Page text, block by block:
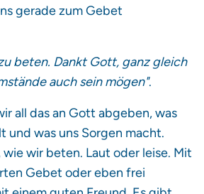
gerade zum Gebet
beten. Dankt Gott, ganz gleich
auch sein mögen".
all das an Gott abgeben, was
und was uns Sorgen macht.
wir beten. Laut oder leise. Mit
Gebet oder eben frei